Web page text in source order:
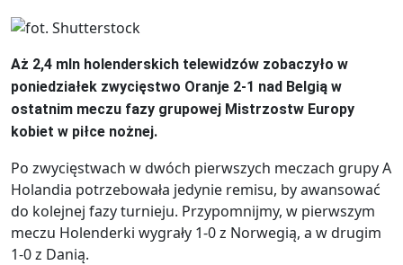
Aż 2,4 mln holenderskich telewidzów zobaczyło w
poniedziałek zwycięstwo Oranje 2-1 nad Belgią w
ostatnim meczu fazy grupowej Mistrzostw Europy
kobiet w piłce nożnej.
Po zwycięstwach w dwóch pierwszych meczach grupy A
Holandia potrzebowała jedynie remisu, by awansować
do kolejnej fazy turnieju. Przypomnijmy, w pierwszym
meczu Holenderki wygrały 1-0 z Norwegią, a w drugim
1-0 z Danią.